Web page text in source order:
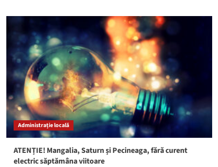
Administrație locală
ATENȚIE! Mangalia, Saturn și Pecineaga, fără curent
electric săptămâna viitoare